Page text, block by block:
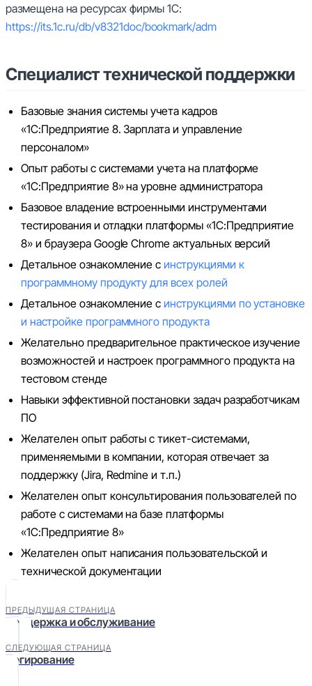
размещена на ресурсах фирмы 1С:
https://its.1c.ru/db/v8321doc/bookmark/adm
Специалист технической поддержки
Базовые знания системы учета кадров
«1С:Предприятие 8. Зарплата и управление
персоналом»
Опыт работы с системами учета на платформе
«1С:Предприятие 8» на уровне администратора
Базовое владение встроенными инструментами
тестирования и отладки платформы «1С:Предприятие
8» и браузера Google Chrome актуальных версий
Детальное ознакомление синструкциями к
программному продукту для всех ролей
Детальное ознакомление синструкциями по установке
и настройке программного продукта
Желательно предварительное практическое изучение
возможностей и настроек программного продукта на
тестовом стенде
Навыки эффективной постановки задач разработчикам
ПО
Желателен опыт работы с тикет-системами,
применяемыми в компании, которая отвечает за
поддержку (Jira, Redmine и т.п.)
Желателен опыт консультирования пользователей по
работе с системами на базе платформы
«1С:Предприятие 8»
Желателен опыт написания пользовательской и
технической документации
ПРЕДЫДУЩАЯ СТРАНИЦА
Поддержка и обслуживание
СЛЕДУЮЩАЯ СТРАНИЦА
Логирование